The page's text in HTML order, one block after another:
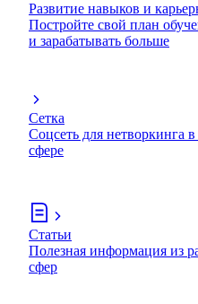
Развитие навыков и
Постройте свой план
и зарабатывать больше
Сетка
Соцсеть для нетворкинга
сфере
Статьи
Полезная информация из
сфер